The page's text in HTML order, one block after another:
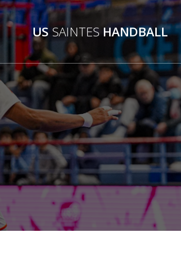
Passer
au
contenu US SAINTESHANDBALL